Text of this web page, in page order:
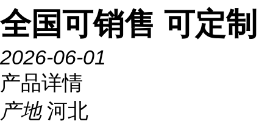
全国可销售 可定制
2026-06-01
产品详情
产地 河北